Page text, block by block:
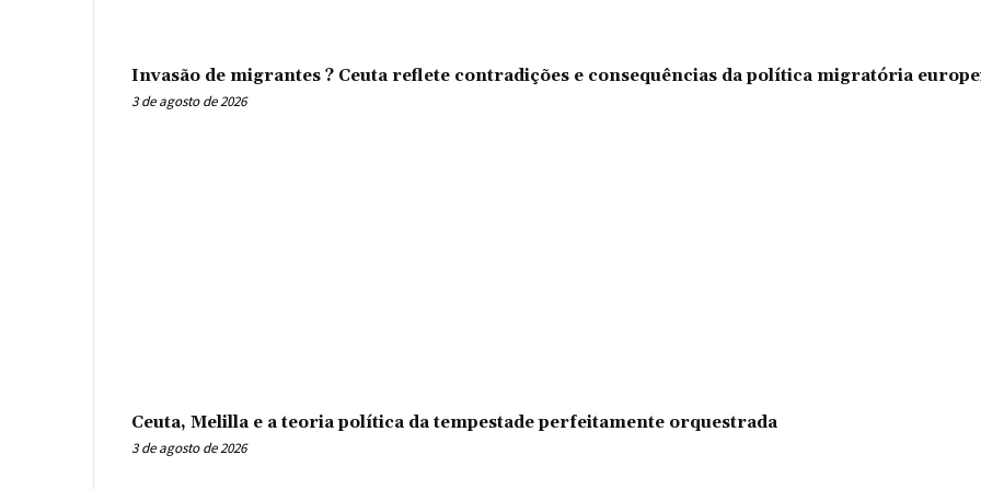
Invasão de migrantes ? Ceuta reflete contradições e consequências da política migratória
3 de agosto de 2026
Ceuta, Melilla e a teoria política da tempestade perfeitamente orquestrada
3 de agosto de 2026